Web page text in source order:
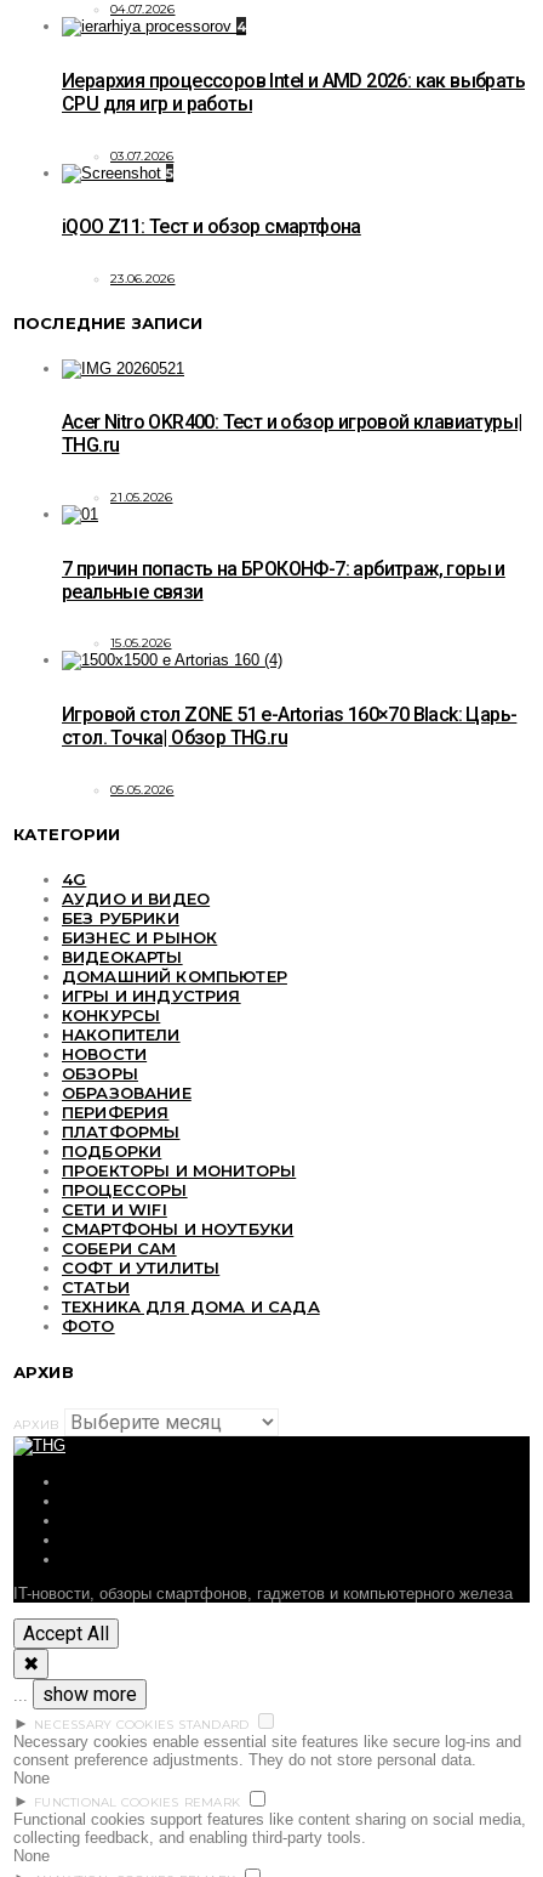
04.07.2026
4
Иерархия процессоров Intel и AMD 2026: как выбрать
CPU для игр и работы
03.07.2026
5
iQOO Z11: Тест и обзор смартфона
23.06.2026
ПОСЛЕДНИЕ ЗАПИСИ
Acer Nitro OKR400: Тест и обзор игровой клавиатуры|
THG.ru
21.05.2026
7 причин попасть на БРОКОНФ-7: арбитраж, горы и
реальные связи
15.05.2026
Игровой стол ZONE 51 e-Artorias 160×70 Black: Царь-
стол. Точка| Обзор THG.ru
05.05.2026
КАТЕГОРИИ
4G
АУДИО И ВИДЕО
БЕЗ РУБРИКИ
БИЗНЕС И РЫНОК
ВИДЕОКАРТЫ
ДОМАШНИЙ КОМПЬЮТЕР
ИГРЫ И ИНДУСТРИЯ
КОНКУРСЫ
НАКОПИТЕЛИ
НОВОСТИ
ОБЗОРЫ
ОБРАЗОВАНИЕ
ПЕРИФЕРИЯ
ПЛАТФОРМЫ
ПОДБОРКИ
ПРОЕКТОРЫ И МОНИТОРЫ
ПРОЦЕССОРЫ
СЕТИ И WIFI
СМАРТФОНЫ И НОУТБУКИ
СОБЕРИ САМ
СОФТ И УТИЛИТЫ
СТАТЬИ
ТЕХНИКА ДЛЯ ДОМА И САДА
ФОТО
АРХИВ
АРХИВ
IT-новости, обзоры смартфонов, гаджетов и компьютерного железа
Accept All
✖
show more
► NECESSARY COOKIES STANDARD
Necessary cookies enable essential site features like secure log-ins and
consent preference adjustments. They do not store personal data.
None
►
FUNCTIONAL COOKIES REMARK
Functional cookies support features like content sharing on social media,
collecting feedback, and enabling third-party tools.
None